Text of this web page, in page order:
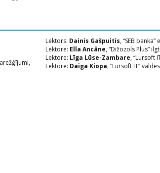
Lektors: Dainis Gašpuitis, “SEB
Lektore: Ella Ancāne, “Dižozols Plus”
Lektore: Līga Lūse-Zambare, “Lursoft
Lektore: Daiga Kiopa, “Lursoft IT”